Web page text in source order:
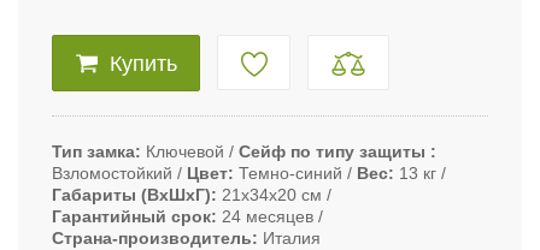
Купить
Тип замка Ключевой
Сейф по типу защиты
Взломостойкий
Цвет Темно-синий Вес
13 кг
Габариты (ВxШxГ)
21х34х20 см
Гарантийный срок 24 месяцев
Страна-производитель
Италия